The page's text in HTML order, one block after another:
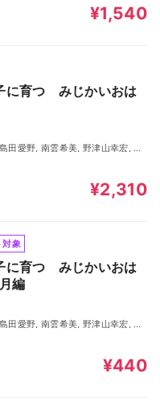
¥1,540
に育つ みじかいおは
也（歌・演奏）
¥2,310
対象
に育つ みじかいおは
編
也（歌・演奏）
¥440